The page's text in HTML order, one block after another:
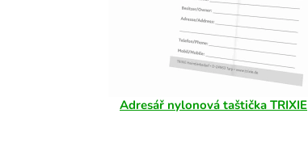
Adresář nylonová taštička TRIXIE